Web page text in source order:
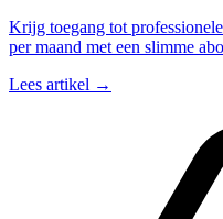
Krijg toegang tot
per maand met een slimme
Lees artikel →